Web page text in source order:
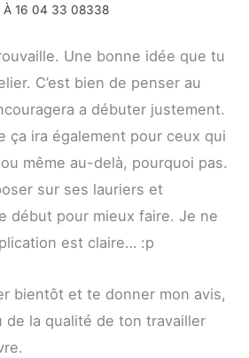
À 16 04 33 08338
Une bonne idée que tu
C’est bien de penser au
a débuter justement.
ça ira également pour ceux qui
même au-delà, pourquoi pas.
sur ses lauriers et
début pour mieux faire. Je ne
est claire… :p
bientôt et te donner mon avis,
de la qualité de ton travailler